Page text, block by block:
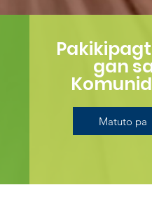
gan
Matuto pa